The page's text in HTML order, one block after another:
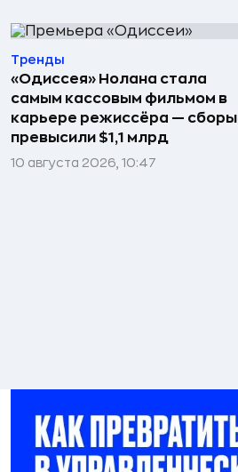
Тренды
«Одиссея» Нолана стала
самым кассовым фильмом в
карьере режиссёра — сборы
превысили $1,1 млрд
10 августа 2026, 10:47